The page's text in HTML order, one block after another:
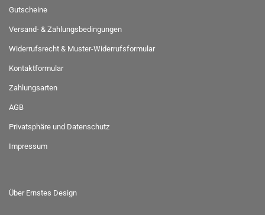
Gutscheine
Versand- & Zahlungsbedingungen
Widerrufsrecht & Muster-Widerrufsformular
Kontaktformular
Zahlungsarten
AGB
Privatsphäre und Datenschutz
Impressum
Über Ernstes Design